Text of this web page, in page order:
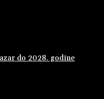
do 2028. godine